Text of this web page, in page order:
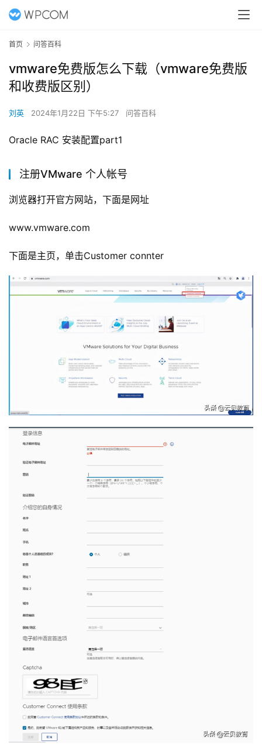
首页 问答百科
vmware免费版怎么下载（vmware免费版
和收费版区别）
刘英 2024年1月22日 下午5:27 问答百科
Oracle RAC 安装配置part1
注册VMware 个人帐号
浏览器打开官方网站，下面是网址
www.vmware.com
下面是主页，单击Customer connter